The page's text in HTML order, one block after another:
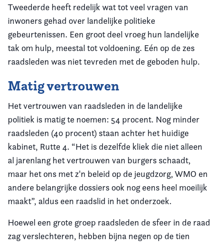
Tweederde heeft redelijk wat tot veel vragen van
inwoners gehad over landelijke politieke
gebeurtenissen. Een groot deel vroeg hun landelijke
tak om hulp, meestal tot voldoening. Eén op de zes
raadsleden was niet tevreden met de geboden hulp.
Matig vertrouwen
Het vertrouwen van raadsleden in de landelijke
politiek is matig te noemen: 54 procent. Nog minder
raadsleden (40 procent) staan achter het huidige
kabinet, Rutte 4. “Het is dezelfde kliek die niet alleen
al jarenlang het vertrouwen van burgers schaadt,
maar het ons met z'n beleid op de jeugdzorg, WMO en
andere belangrijke dossiers ook nog eens heel moeilijk
maakt”, aldus een raadslid in het onderzoek.
Hoewel een grote groep raadsleden de sfeer in de raad
zag verslechteren, hebben bijna negen op de tien